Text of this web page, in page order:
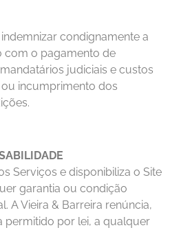
condignamente a
com o pagamento de
judiciais e custos
incumprimento dos
Serviços e disponibiliza o Site
garantia ou condição
A Vieira & Barreira renúncia,
permitido por lei, a qualquer